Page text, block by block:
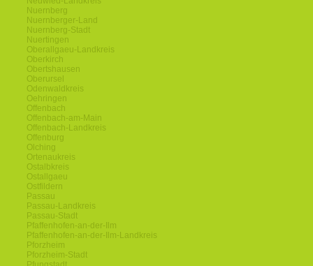
Nuernberg
Nuernberger-Land
Nuernberg-Stadt
Nuertingen
Oberallgaeu-Landkreis
Oberkirch
Obertshausen
Oberursel
Odenwaldkreis
Oehringen
Offenbach
Offenbach-am-Main
Offenbach-Landkreis
Offenburg
Olching
Ortenaukreis
Ostalbkreis
Ostallgaeu
Ostfildern
Passau
Passau-Landkreis
Passau-Stadt
Pfaffenhofen-an-der-Ilm
Pfaffenhofen-an-der-Ilm-Landkreis
Pforzheim
Pforzheim-Stadt